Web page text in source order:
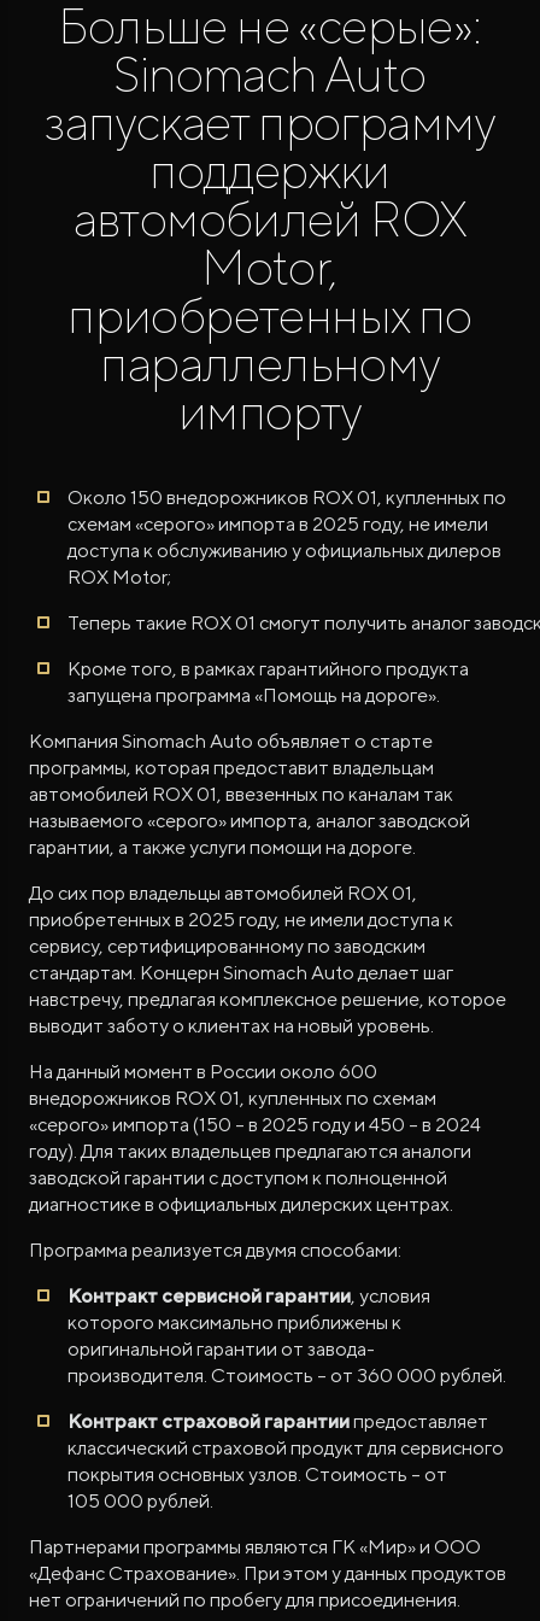
ROX ADAMAS
Совершенно новый флагманский внедорожник
от 9 300 000 ₽*
Больше не «серые»:
Sinomach Auto
запускает программу
поддержки
автомобилей ROX
Motor,
приобретенных по
параллельному
импорту
Около 150 внедорожников ROX 01, купленных по
схемам «серого» импорта в 2025 году, не имели
доступа к обслуживанию у официальных дилеров
ROX Motor;
Теперь такие ROX 01 смогут получить аналог
Кроме того, в рамках гарантийного продукта
запущена программа «Помощь на дороге».
Компания Sinomach Auto объявляет о старте
программы, которая предоставит владельцам
автомобилей ROX 01, ввезенных по каналам так
называемого «серого» импорта, аналог заводской
гарантии, а также услуги помощи на дороге.
До сих пор владельцы автомобилей ROX 01,
приобретенных в 2025 году, не имели доступа к
сервису, сертифицированному по заводским
стандартам. Концерн Sinomach Auto делает шаг
навстречу, предлагая комплексное решение, которое
выводит заботу о клиентах на новый уровень.
На данный момент в России около 600
внедорожников ROX 01, купленных по схемам
«серого» импорта (150 – в 2025 году и 450 – в 2024
году). Для таких владельцев предлагаются аналоги
заводской гарантии с доступом к полноценной
диагностике в официальных дилерских центрах.
Программа реализуется двумя способами:
Контракт сервисной гарантии, условия
которого максимально приближены к
оригинальной гарантии от завода-
производителя. Стоимость – от 360 000 рублей.
Контракт страховой гарантиипредоставляет
классический страховой продукт для сервисного
покрытия основных узлов. Стоимость – от
105 000 рублей.
Партнерами программы являются ГК «Мир» и ООО
«Дефанс Страхование». При этом у данных продуктов
нет ограничений по пробегу для присоединения.